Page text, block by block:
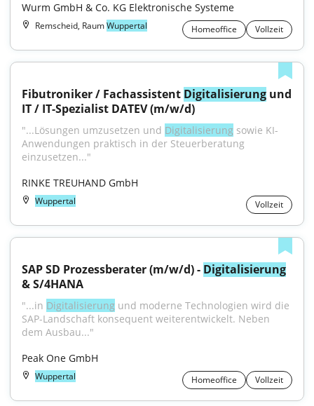
Wurm GmbH & Co. KG Elektronische Systeme
Remscheid, RaumWuppertal Homeoffice Vollzeit
Fibutroniker / Fachassistent Digitalisierung und
IT / IT-Spezialist DATEV (m/w/d)
"...Lösungen umzusetzen und Digitalisierung sowie KI-
Anwendungen praktisch in der Steuerberatung
einzusetzen..."
RINKE TREUHAND GmbH
Wuppertal Vollzeit
SAP SD Prozessberater (m/w/d) - Digitalisierung
& S/4HANA
"...in Digitalisierung und moderne Technologien wird die
SAP-Landschaft konsequent weiterentwickelt. Neben
dem Ausbau..."
Peak One GmbH
Wuppertal Homeoffice Vollzeit